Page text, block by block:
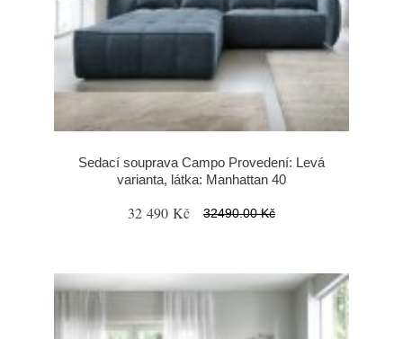
Sedací souprava Campo Provedení: Levá
varianta, látka: Manhattan 40
32 490 Kč 32490.00 Kč